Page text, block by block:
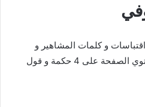
و كلمات المشاهير و
الحكماء قمنا بجمعها بعناية . تحتوي الصفحة على 4 حكمة و قول